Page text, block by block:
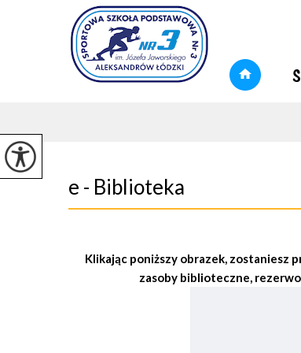
e - Biblioteka
Klikając poniższy obrazek, zostaniesz
zasoby biblioteczne,